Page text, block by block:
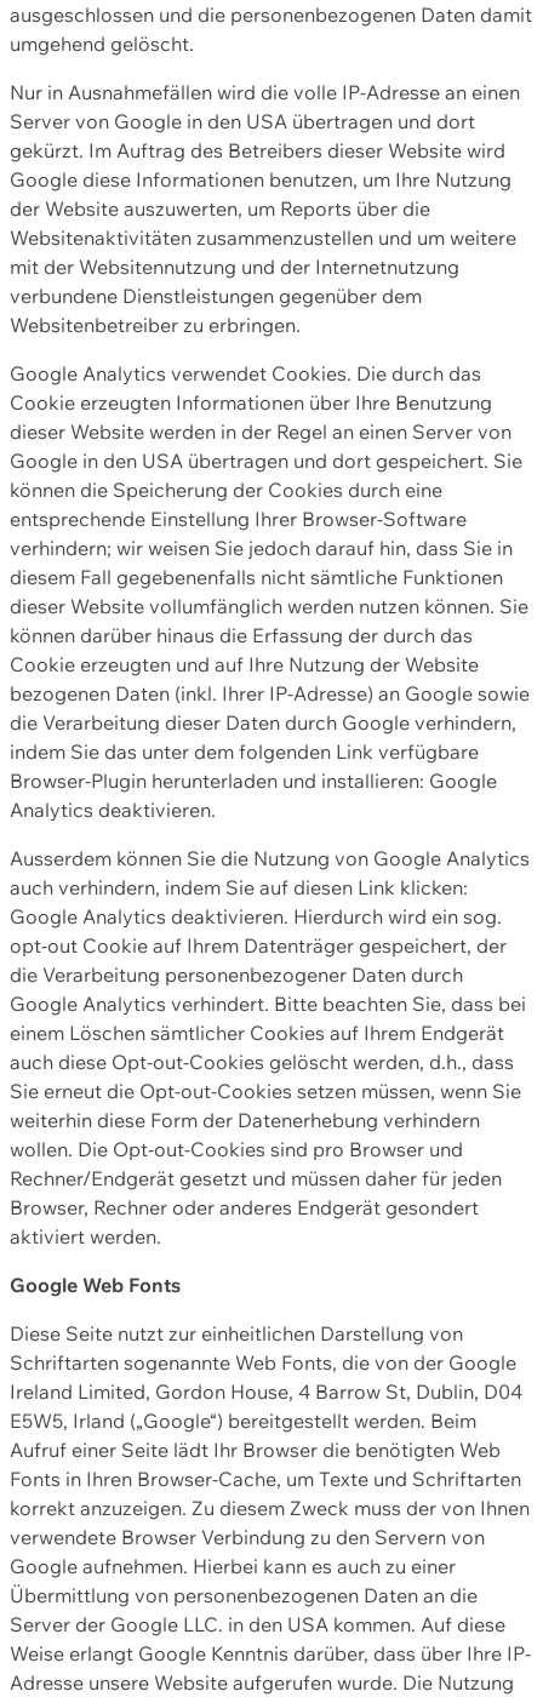
ausgeschlossen und die personenbezogenen Daten damit
umgehend gelöscht.
Nur in Ausnahmefällen wird die volle IP-Adresse an einen
Server von Google in den USA übertragen und dort
gekürzt. Im Auftrag des Betreibers dieser Website wird
Google diese Informationen benutzen, um Ihre Nutzung
der Website auszuwerten, um Reports über die
Websitenaktivitäten zusammenzustellen und um weitere
mit der Websitennutzung und der Internetnutzung
verbundene Dienstleistungen gegenüber dem
Websitenbetreiber zu erbringen.
Google Analytics verwendet Cookies. Die durch das
Cookie erzeugten Informationen über Ihre Benutzung
dieser Website werden in der Regel an einen Server von
Google in den USA übertragen und dort gespeichert. Sie
können die Speicherung der Cookies durch eine
entsprechende Einstellung Ihrer Browser-Software
verhindern; wir weisen Sie jedoch darauf hin, dass Sie in
diesem Fall gegebenenfalls nicht sämtliche Funktionen
dieser Website vollumfänglich werden nutzen können. Sie
können darüber hinaus die Erfassung der durch das
Cookie erzeugten und auf Ihre Nutzung der Website
bezogenen Daten (inkl. Ihrer IP-Adresse) an Google sowie
die Verarbeitung dieser Daten durch Google verhindern,
indem Sie das unter dem folgenden Link verfügbare
Browser-Plugin herunterladen und installieren: Google
Analytics deaktivieren.
Ausserdem können Sie die Nutzung von Google Analytics
auch verhindern, indem Sie auf diesen Link klicken:
Google Analytics deaktivieren. Hierdurch wird ein sog.
opt-out Cookie auf Ihrem Datenträger gespeichert, der
die Verarbeitung personenbezogener Daten durch
Google Analytics verhindert. Bitte beachten Sie, dass bei
einem Löschen sämtlicher Cookies auf Ihrem Endgerät
auch diese Opt-out-Cookies gelöscht werden, d.h., dass
Sie erneut die Opt-out-Cookies setzen müssen, wenn Sie
weiterhin diese Form der Datenerhebung verhindern
wollen. Die Opt-out-Cookies sind pro Browser und
Rechner/Endgerät gesetzt und müssen daher für jeden
Browser, Rechner oder anderes Endgerät gesondert
aktiviert werden.
Google Web Fonts
Diese Seite nutzt zur einheitlichen Darstellung von
Schriftarten sogenannte Web Fonts, die von der Google
Ireland Limited, Gordon House, 4 Barrow St, Dublin, D04
E5W5, Irland („Google“) bereitgestellt werden. Beim
Aufruf einer Seite lädt Ihr Browser die benötigten Web
Fonts in Ihren Browser-Cache, um Texte und Schriftarten
korrekt anzuzeigen. Zu diesem Zweck muss der von Ihnen
verwendete Browser Verbindung zu den Servern von
Google aufnehmen. Hierbei kann es auch zu einer
Übermittlung von personenbezogenen Daten an die
Server der Google LLC. in den USA kommen. Auf diese
Weise erlangt Google Kenntnis darüber, dass über Ihre IP-
Adresse unsere Website aufgerufen wurde. Die Nutzung